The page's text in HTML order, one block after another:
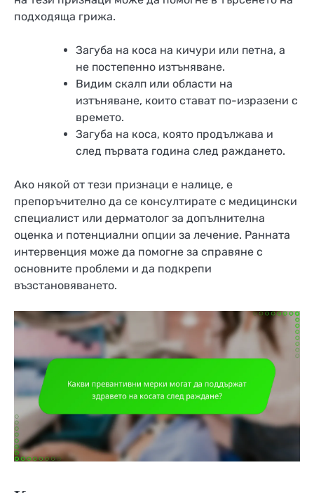
подходяща грижа.
Загуба на коса на кичури или петна, а
не постепенно изтъняване.
Видим скалп или области на
изтъняване, които стават по-изразени с
времето.
Загуба на коса, която продължава и
след първата година след раждането.
Ако някой от тези признаци е налице, е
препоръчително да се консултирате с медицински
специалист или дерматолог за допълнителна
оценка и потенциални опции за лечение. Ранната
интервенция може да помогне за справяне с
основните проблеми и да подкрепи
възстановяването.